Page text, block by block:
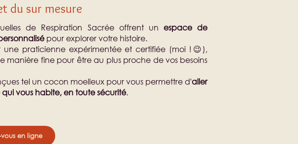
du sur mesure
de Respiration Sacrée offrent unespace de
pour explorer votre histoire.
praticienne expérimentée et certifiée (moi !😉),
manière fine pour être au plus proche de vos besoins
tel un cocon moelleux pour vous permettre d'aller
vous habite, en toute sécurité.
en ligne